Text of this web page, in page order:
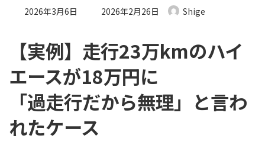
2026年3月6日 最終更新日時 :
2026年2月26日 Shige
【実例】走行23万kmのハイ
エースが18万円に
「過走行だから無理」と言わ
れたケース